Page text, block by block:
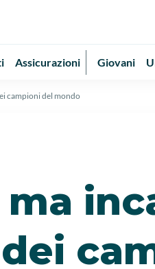
Assicurazioni Giovani
campioni del mondo